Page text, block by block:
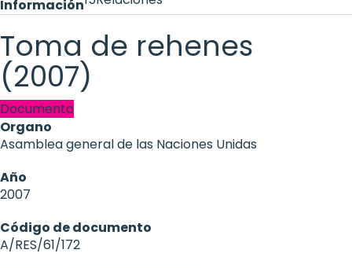
Información
Toma de rehenes
(2007)
Documento
Organo
Asamblea general de las Naciones Unidas
Año
2007
Código de documento
A/RES/61/172